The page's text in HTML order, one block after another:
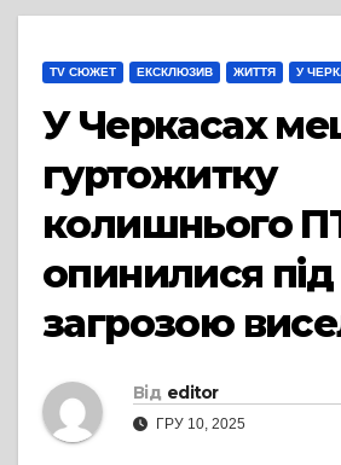
TV СЮЖЕТ ЕКСКЛЮЗИВ ЖИТТЯ У
У Черкасах
гуртожитку
колишнього
опинилися під
загрозою
Від editor
ГРУ 10, 2025